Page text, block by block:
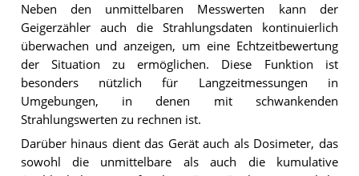
Neben den unmittelbaren Messwerten kann der
Geigerzähler auch die Strahlungsdaten kontinuierlich
überwachen und anzeigen, um eine Echtzeitbewertung
der Situation zu ermöglichen. Diese Funktion ist
besonders nützlich für Langzeitmessungen in
Umgebungen, in denen mit schwankenden
Strahlungswerten zu rechnen ist.
Darüber hinaus dient das Gerät auch als Dosimeter, das
sowohl die unmittelbare als auch die kumulative